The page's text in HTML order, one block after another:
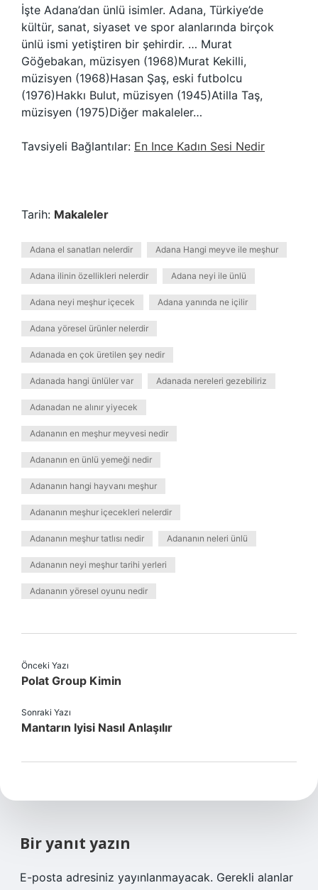
İşte Adana’dan ünlü isimler. Adana, Türkiye’de
kültür, sanat, siyaset ve spor alanlarında birçok
ünlü ismi yetiştiren bir şehirdir. … Murat
Göğebakan, müzisyen (1968)Murat Kekilli,
müzisyen (1968)Hasan Şaş, eski futbolcu
(1976)Hakkı Bulut, müzisyen (1945)Atilla Taş,
müzisyen (1975)Diğer makaleler…
Tavsiyeli Bağlantılar: En Ince Kadın Sesi Nedir
Tarih: Makaleler
Adana el sanatları nelerdir Adana Hangi meyve ile meşhur
Adana ilinin özellikleri nelerdir Adana neyi ile ünlü
Adana neyi meşhur içecek Adana yanında ne içilir
Adana yöresel ürünler nelerdir
Adanada en çok üretilen şey nedir
Adanada hangi ünlüler var Adanada nereleri gezebiliriz
Adanadan ne alınır yiyecek
Adananın en meşhur meyvesi nedir
Adananın en ünlü yemeği nedir
Adananın hangi hayvanı meşhur
Adananın meşhur içecekleri nelerdir
Adananın meşhur tatlısı nedir Adananın neleri ünlü
Adananın neyi meşhur tarihi yerleri
Adananın yöresel oyunu nedir
Önceki Yazı
Polat Group Kimin
Sonraki Yazı
Mantarın Iyisi Nasıl Anlaşılır
Bir yanıt yazın
E-posta adresiniz yayınlanmayacak. Gerekli alanlar